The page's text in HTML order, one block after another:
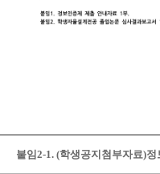
붙임2-1. (학생공지첨부자료)